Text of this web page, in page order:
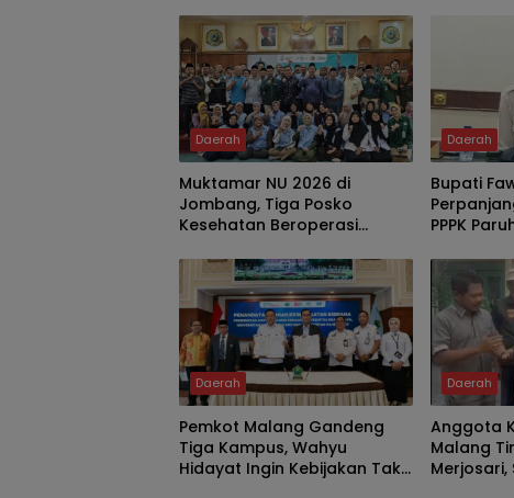
Daerah
Muktamar NU 2026 di
Jombang, Tiga Posko
Kesehatan Beroperasi
Daerah
Bupati
PPPK
Daerah
Pemkot Malang Gandeng
Tiga Kampus, Wahyu
Hidayat Ingin Kebijakan Tak
Daerah
Anggota
Malang